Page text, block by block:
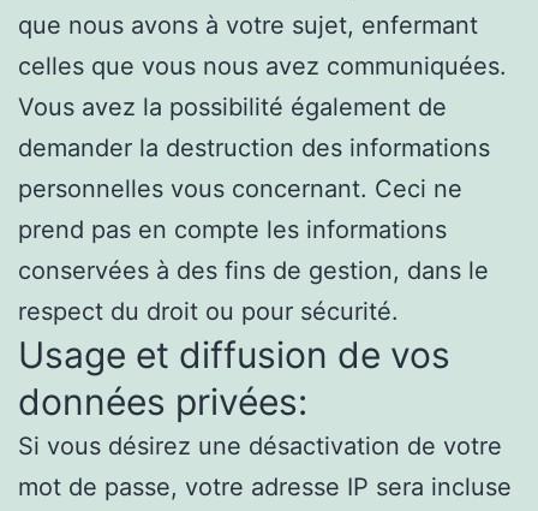
que nous avons à votre sujet, enfermant
celles que vous nous avez communiquées.
Vous avez la possibilité également de
demander la destruction des informations
personnelles vous concernant. Ceci ne
prend pas en compte les informations
conservées à des fins de gestion, dans le
respect du droit ou pour sécurité.
Usage et diffusion de vos
données privées:
Si vous désirez une désactivation de votre
mot de passe, votre adresse IP sera incluse